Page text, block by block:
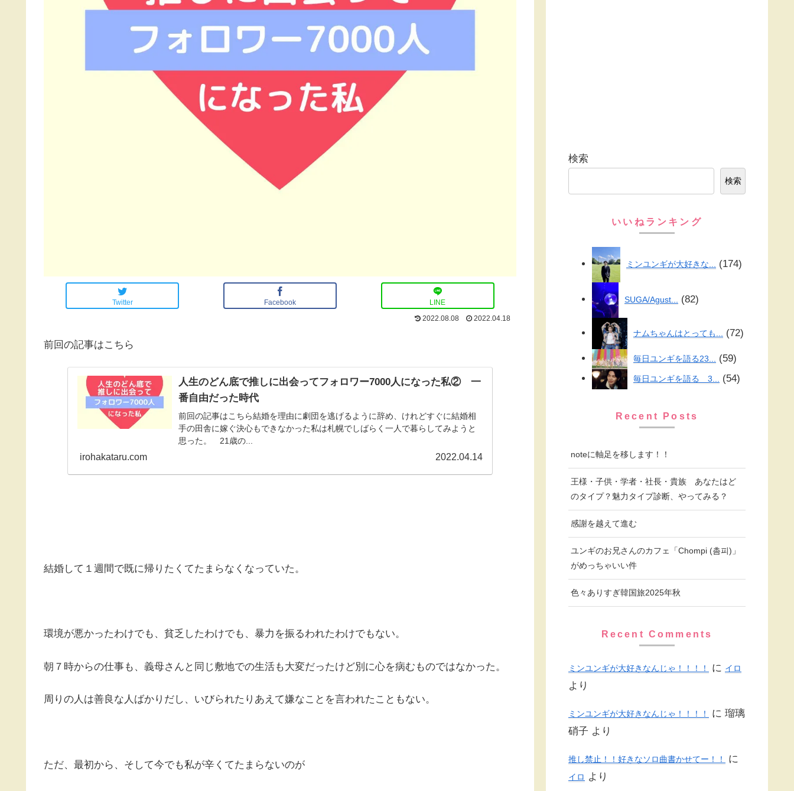
Twitter Facebook
LINE
2022.08.08
2022.04.18
前回の記事はこちら
人生のどん底で推しに出会ってフォロワー7000人になった私② 一
番自由だった時代
前回の記事はこちら結婚を理由に劇団を逃げるように辞め、けれどすぐに結婚相
手の田舎に嫁ぐ決心もできなかった私は札幌でしばらく一人で暮らしてみようと
思った。 21歳の...
irohakataru.com 2022.04.14
結婚して１週間で既に帰りたくてたまらなくなっていた。
環境が悪かったわけでも、貧乏したわけでも、暴力を振るわれたわけでもない。
朝７時からの仕事も、義母さんと同じ敷地での生活も大変だったけど別に心を病むものではなかった。
周りの人は善良な人ばかりだし、いびられたりあえて嫌なことを言われたこともない。
ただ、最初から、そして今でも私が辛くてたまらないのが
検索
検索
いいねランキング
ミンユンギが大好きな... 174
SUGA/Agust... 82
ナムちゃんはとっても... 72
毎日ユンギを語る23... 59
毎日ユンギを語る 3... 54
Recent Posts
noteに軸足を移します！！
王様・子供・学者・社長・貴族 あなたはど
のタイプ？魅力タイプ診断、やってみる？
感謝を越えて進む
ユンギのお兄さんのカフェ「Chompi (촘피)」
がめっちゃいい件
色々ありすぎ韓国旅2025年秋
Recent Comments
ミンユンギが大好きなんじゃ！！！！ に イロ
より
ミンユンギが大好きなんじゃ！！！！ に 瑠璃
硝子 より
推し禁止！！好きなソロ曲書かせてー！！ に
イロ より